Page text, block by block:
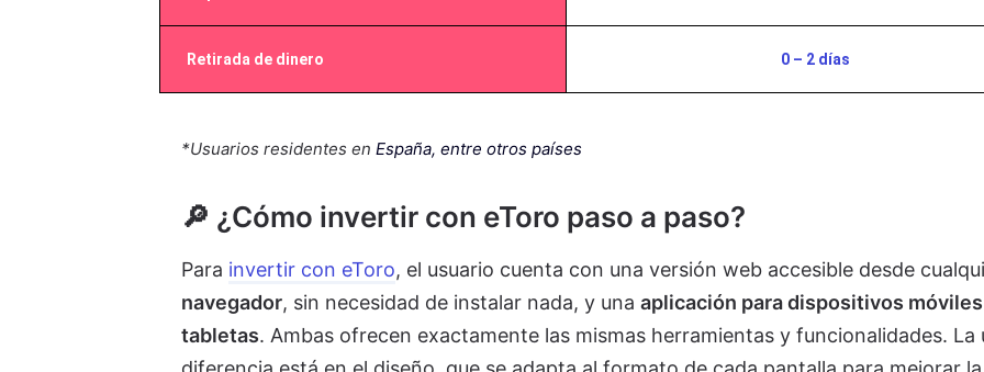
Retirada de dinero 0 – 2 días
*Usuarios residentes en España, entre otros países
🔎 ¿Cómo invertir con eToro paso a paso?
Para invertir con eToro, el usuario cuenta con una versión web accesible desde
navegador, sin necesidad de instalar nada, y una aplicación para dispositivos
tabletas. Ambas ofrecen exactamente las mismas herramientas y funcionalidades. La